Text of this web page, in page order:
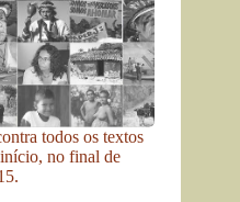
todos os textos
início, no final de